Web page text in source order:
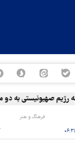
صهیونیستی به دو
فرهنگ و هنر